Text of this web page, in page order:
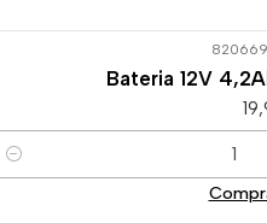
820669
Bateria 12V